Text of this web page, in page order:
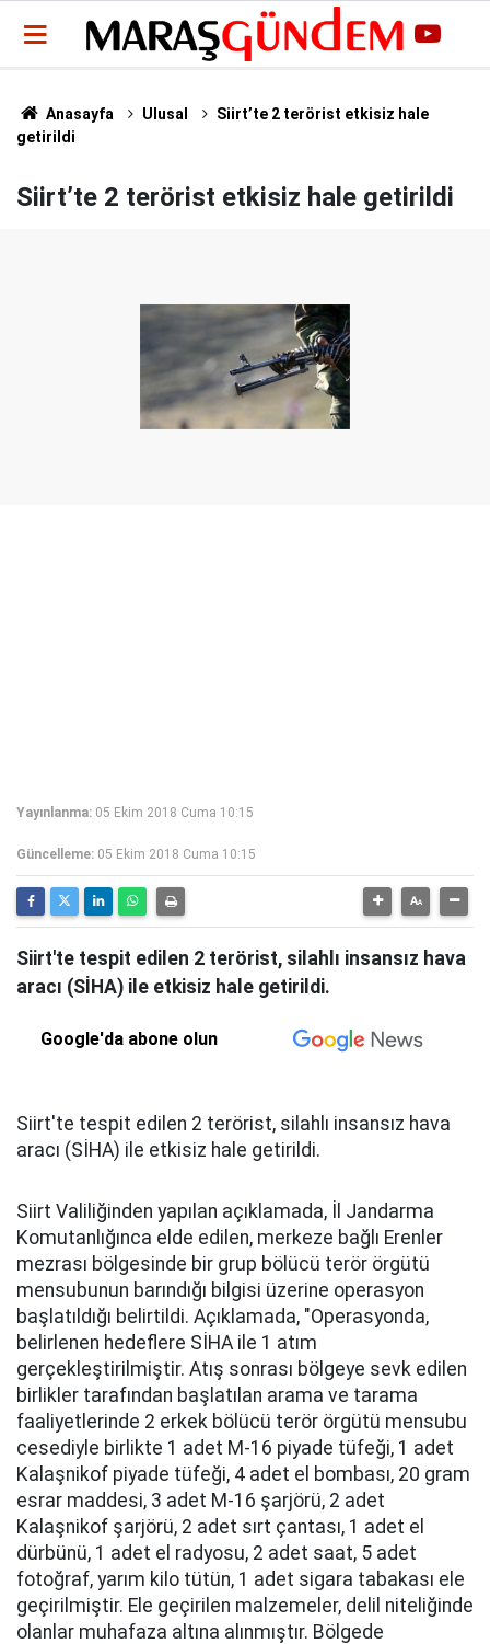
Anasayfa Ulusal
Siirt’te 2 terörist etkisiz hale
getirildi
Siirt’te 2 terörist etkisiz hale getirildi
Yayınlanma: 05 Ekim 2018 Cuma 10:15
Güncelleme: 05 Ekim 2018 Cuma 10:15
Siirt'te tespit edilen 2 terörist, silahlı insansız hava
aracı (SİHA) ile etkisiz hale getirildi.
Google'da abone olun
Siirt'te tespit edilen 2 terörist, silahlı insansız hava
aracı (SİHA) ile etkisiz hale getirildi.
Siirt Valiliğinden yapılan açıklamada, İl Jandarma
Komutanlığınca elde edilen, merkeze bağlı Erenler
mezrası bölgesinde bir grup bölücü terör örgütü
mensubunun barındığı bilgisi üzerine operasyon
başlatıldığı belirtildi. Açıklamada, "Operasyonda,
belirlenen hedeflere SİHA ile 1 atım
gerçekleştirilmiştir. Atış sonrası bölgeye sevk edilen
birlikler tarafından başlatılan arama ve tarama
faaliyetlerinde 2 erkek bölücü terör örgütü mensubu
cesediyle birlikte 1 adet M-16 piyade tüfeği, 1 adet
Kalaşnikof piyade tüfeği, 4 adet el bombası, 20 gram
esrar maddesi, 3 adet M-16 şarjörü, 2 adet
Kalaşnikof şarjörü, 2 adet sırt çantası, 1 adet el
dürbünü, 1 adet el radyosu, 2 adet saat, 5 adet
fotoğraf, yarım kilo tütün, 1 adet sigara tabakası ele
geçirilmiştir. Ele geçirilen malzemeler, delil niteliğinde
olanlar muhafaza altına alınmıştır. Bölgede